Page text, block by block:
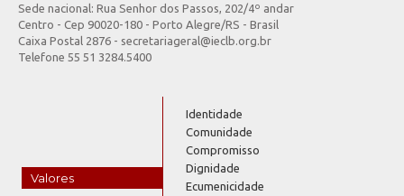
Sede nacional: Rua Senhor dos Passos, 202/4º andar
Centro - Cep 90020-180 - Porto Alegre/RS - Brasil
Caixa Postal 2876 - secretariageral@ieclb.org.br
Telefone 55 51 3284.5400
Valores
Identidade
Comunidade
Compromisso
Dignidade
Ecumenicidade